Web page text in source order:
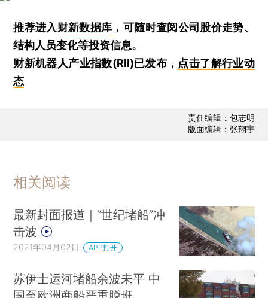
推荐进入财新数据库 ，可随时查阅公司股价走势、
结构人员变化等投资信息。
财新机器人产业指数(RII)已发布， 点击了解行业动
态
责任编辑：包志明
版面编辑：张翔宇
相关阅读
最新封面报道｜“世纪堵船”冲
击波
2021年04月02日 APP打开
苏伊士运河堵船余波未平 中